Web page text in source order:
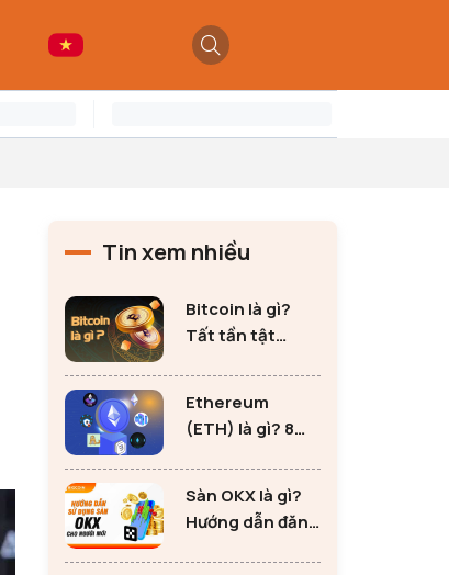
Tin xem nhiều
Bitcoin là gì?
Tất tần tật
Bitcoin
Ethereum
(ETH) là gì? 8
tư Ethereum
Sàn OKX là gì?
Hướng dẫn đăng